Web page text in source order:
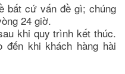
bất cứ vấn đề gì; chúng
24 giờ.
khi quy trình kết thúc.
khi khách hàng hài